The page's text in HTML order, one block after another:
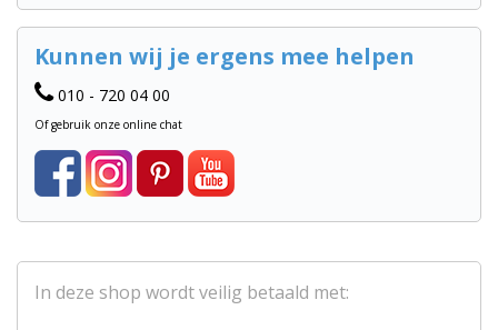
Kunnen wij je ergens mee helpen
010 - 720 04 00
Of gebruik onze online chat
In deze shop wordt veilig betaald met: